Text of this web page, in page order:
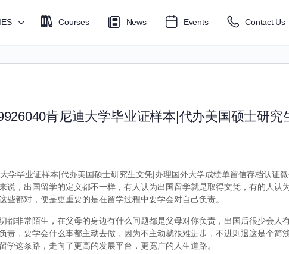
Courses News Events Contact Us
肯尼迪大学毕业证样本|代办美国硕士研究
学毕业证样本|代办美国硕士研究生文凭|办理国外大学成绩单留信存档认证
说，出国留学的定义都不一样，有人认为出国留学就是取得文凭，有的人认
都对，便是更重要的是在留学过程中要学会对自己负责。
都非常陌生，在父母的身边有什么问题都是父母对你负责，出国后很少会人
责，要学会什么事都主动去做，因为不主动就很难进步，不进则退这是个简
这条路，走向了更高的发展平台，更宽广的人生道路。